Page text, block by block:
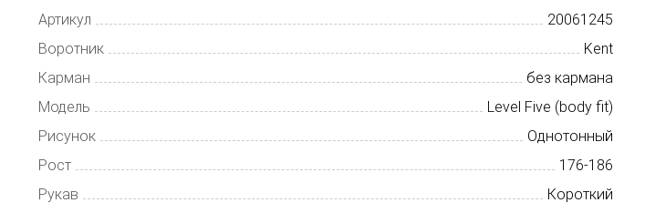
Артикул
20061245
Воротник
Kent
Карман
без кармана
Модель
Level Five (body fit)
Рисунок
Однотонный
Рост
176-186
Рукав
Короткий